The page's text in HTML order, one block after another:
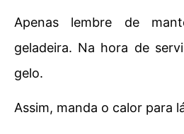
Apenas lembre de
geladeira. Na hora de
gelo.
Assim, manda o calor para